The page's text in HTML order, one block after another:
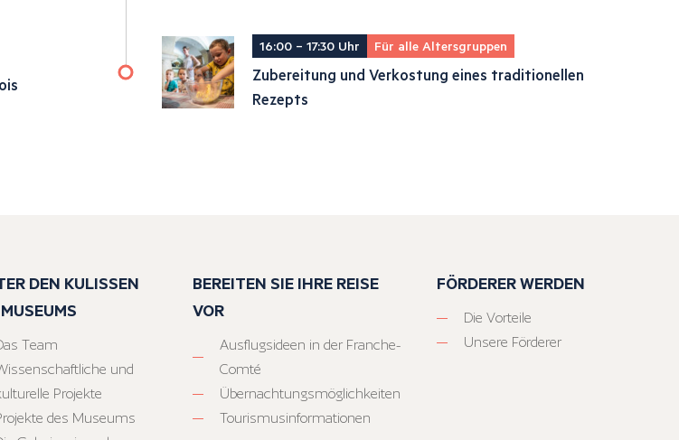
16:00 – 17:30 Uhr Für alle Altersgruppen
Zubereitung und Verkostung eines traditionellen
Rezepts
DEN KULISSEN
Team
und
Projekte
des Museums
BEREITEN SIE IHRE REISE
VOR
Ausflugsideen in der Franche-
Comté
Übernachtungsmöglichkeiten
Tourismusinformationen
FÖRDERER WERDEN
Die Vorteile
Unsere Förderer